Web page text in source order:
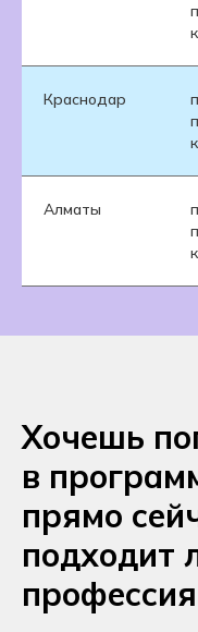
Краснодар
Алматы
Хочешь
в
прямо
подходит